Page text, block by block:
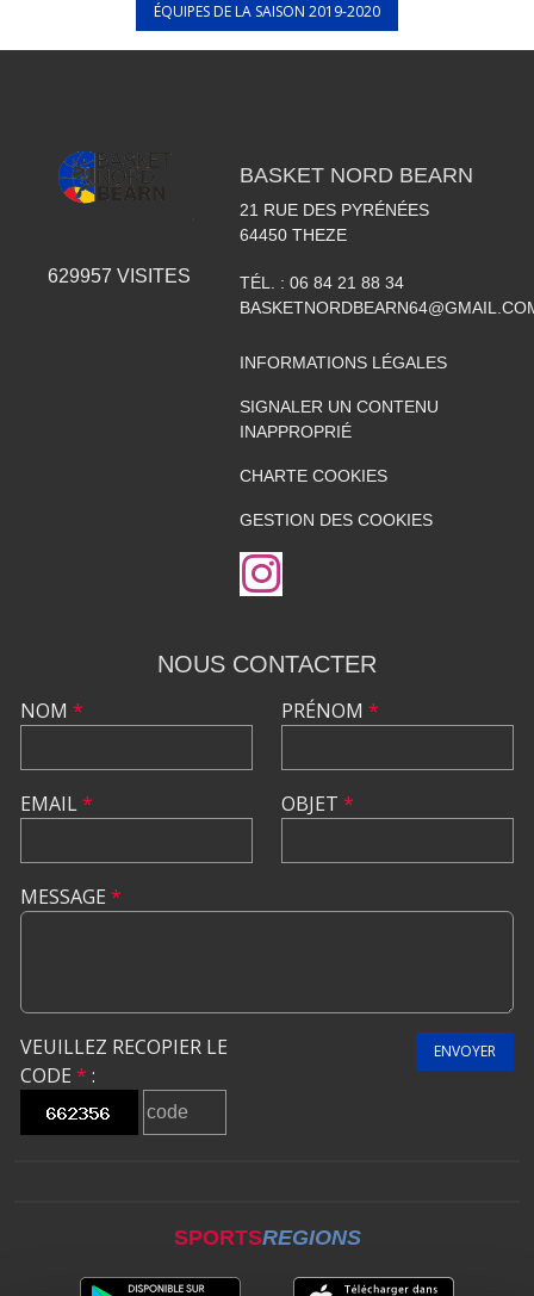
ÉQUIPES DE LA SAISON 2019-2020
629957 VISITES
BASKET NORD BEARN
21 RUE DES PYRÉNÉES
64450 THEZE
TÉL. : 06 84 21 88 34
INFORMATIONS LÉGALES
SIGNALER UN CONTENU
INAPPROPRIÉ
CHARTE COOKIES
GESTION DES COOKIES
NOUS CONTACTER
NOM *
EMAIL*
PRÉNOM *
OBJET *
MESSAGE *
VEUILLEZ RECOPIER LE
CODE * :
ENVOYER
SPORTSREGIONS